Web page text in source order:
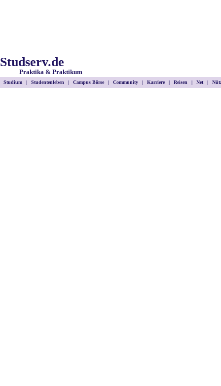
Studserv.de
Praktika & Praktikum
Studium | Studentenleben | Campus Börse | Community | Karriere | Reisen | Net |